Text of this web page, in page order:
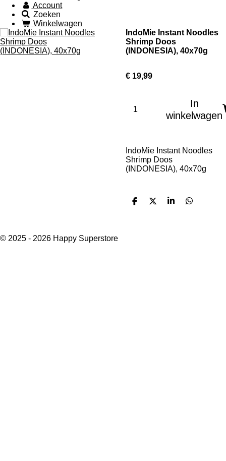
Account
Zoeken
Winkelwagen
IndoMie Instant Noodles
Shrimp Doos
(INDONESIA), 40x70g
€ 19,99
In
winkelwagen
IndoMie Instant Noodles
Shrimp Doos
(INDONESIA), 40x70g
D
D
S
D
© 2025 - 2026 Happy Superstore